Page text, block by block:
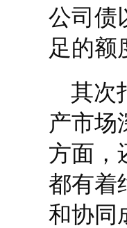
公司债
足的额
其次
产市场
方面，
都有着
和协同